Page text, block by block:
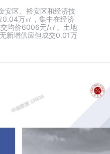
安区、裕安区和经济技
0.04万㎡，集中在经济
均价6006元/㎡。土地
新增供应但成交0.01万
2026年1-5月全国房地产开发经营数据解读